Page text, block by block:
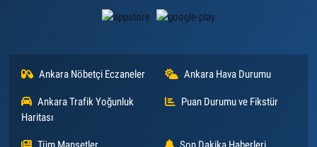
Ankara Nöbetçi Eczaneler Ankara Hava Durumu
Ankara Trafik Yoğunluk
Haritası
Puan Durumu ve Fikstür